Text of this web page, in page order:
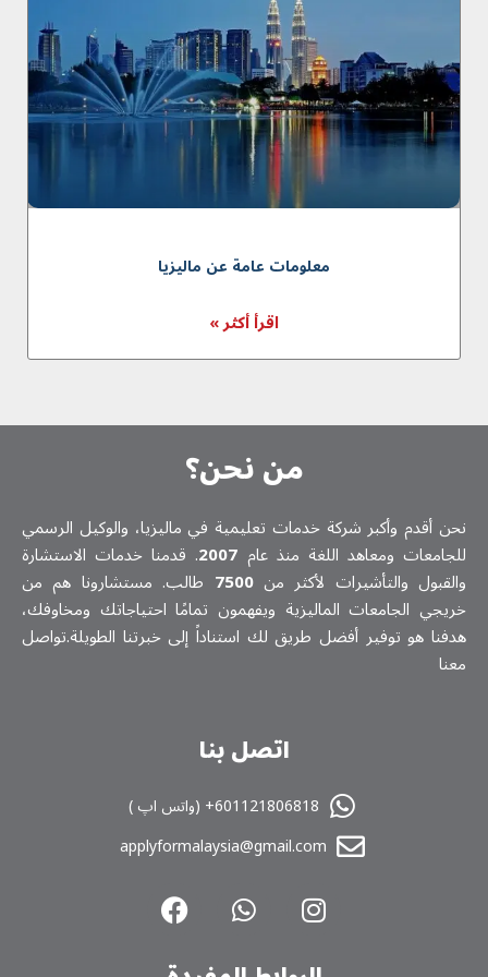
معلومات عامة عن ماليزيا
اقرأ أكثر »
من نحن؟
نحن أقدم وأكبر شركة خدمات تعلیمیة في ماليزيا، والوكيل الرسمي
للجامعات ومعاهد اللغة منذ عام 2007. قدمنا خدمات الاستشارة
والقبول والتأشيرات لأكثر من7500 طالب. مستشارونا هم من
خريجي الجامعات الماليزية ويفهمون تمامًا احتياجاتك ومخاوفك،
هدفنا هو توفير أفضل طريق لك استناداً إلى خبرتنا الطويلة.تواصل
معنا
اتصل بنا
601121806818+ (واتس اپ )
applyformalaysia@gmail.com